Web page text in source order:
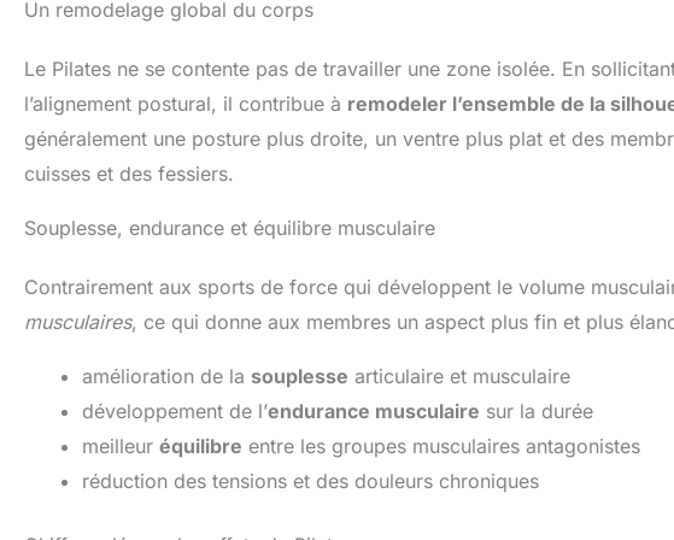
Un remodelage global du corps
Le Pilates ne se contente pas de travailler une zone isolée. En
l’alignement postural, il contribue à remodeler l’ensemble de la
généralement une posture plus droite, un ventre plus plat et des
cuisses et des fessiers.
Souplesse, endurance et équilibre musculaire
Contrairement aux sports de force qui développent le volume
musculaires, ce qui donne aux membres un aspect plus fin et plus
amélioration de la souplesse articulaire et musculaire
développement de l’endurance musculaire sur la durée
meilleur équilibre entre les groupes musculaires antagonistes
réduction des tensions et des douleurs chroniques